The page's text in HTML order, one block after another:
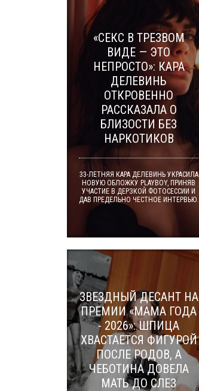
«СЕКС В ТРЕЗВОМ
ВИДЕ — ЭТО
НЕПРОСТО»: КАРА
ДЕЛЕВИНЬ
ОТКРОВЕННО
РАССКАЗАЛА О
БЛИЗОСТИ БЕЗ
НАРКОТИКОВ
33-ЛЕТНЯЯ КАРА ДЕЛЕВИНЬ УКРАСИЛА
НОВУЮ ОБЛОЖКУ PLAYBOY, ПРИНЯВ
УЧАСТИЕ В ДЕРЗКОЙ ФОТОСЕССИИ И
ДАВ ПРЕДЕЛЬНО ЧЕСТНОЕ ИНТЕРВЬЮ.
ЗВЕЗДНЫЙ ДЕСАНТ НА
ПРЕМИИ «МАМА ГОДА
- 2026»: ШПИЦА
ХВАСТАЕТСЯ ФИГУРОЙ
ПОСЛЕ РОДОВ, А
ЧЕБОТИНА ДОВЕЛА
МАТЬ ДО СЛЕЗ